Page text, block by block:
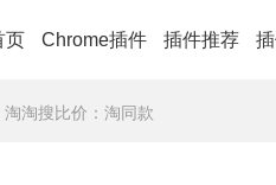
页 Chrome插件 插件推荐
淘淘搜比价：淘同款